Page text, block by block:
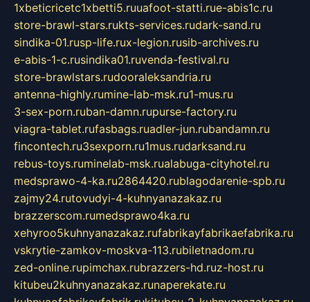
1xbeticricetc1xbetti5.ruuafoot-statti.rue-abis1c.ru
store-brawl-stars.rukts-services.rudark-sand.ru
sindika-01.rusp-life.rux-legion.rusib-archives.ru
e-abis-1-c.rusindika01.ruvenda-festival.ru
store-brawlstars.rudooraleksandria.ru
antenna-highly.rumine-lab-msk.ru1-mus.ru
3-sex-porn.ruban-damn.rupurse-factory.ru
viagra-tablet.rufasbags.ruadler-jun.rubandamn.ru
fincontech.ru3sexporn.ru1mus.rudarksand.ru
rebus-toys.ruminelab-msk.rualabuga-cityhotel.ru
medsprawo-4-ka.ru2864420.rublagodarenie-spb.ru
zajmy24.rutovudyi-4-kuhnyanazakaz.ru
brazzerscom.rumedsprawo4ka.ru
xehyroo5kuhnyanazakaz.rufabrikayfabrikaefabrika.ru
vskrytie-zamkov-moskva-113.rubiletnadom.ru
zed-online.rupimchax.rubrazzers-hd.ruz-host.ru
kitubeu2kuhnyanazakaz.runaperekate.ru